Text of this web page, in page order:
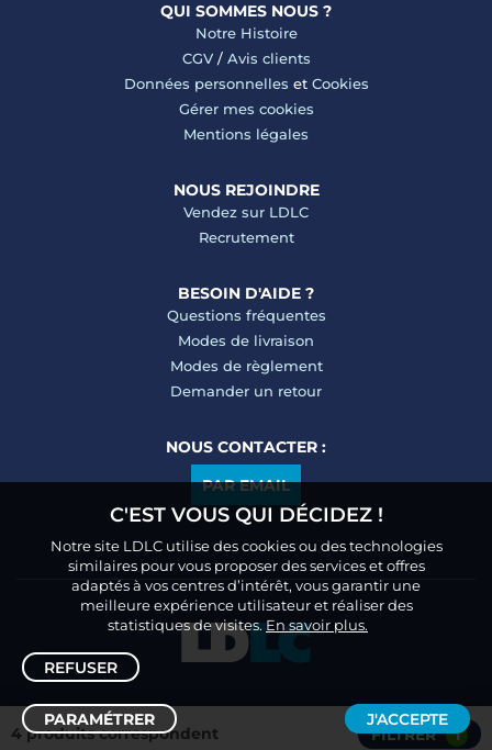
Trier /Filtrer
4 produits correspondent FILTRER 1
QUI SOMMES NOUS ?
Notre Histoire
CGV/ Avis clients
Données personnelles et Cookies
Gérer mes cookies
Mentions légales
NOUS REJOINDRE
Vendez sur LDLC
Recrutement
BESOIN D'AIDE ?
Questions fréquentes
Modes de livraison
Modes de règlement
Demander un retour
NOUS CONTACTER :
PAR EMAIL
C'EST VOUS QUI DÉCIDEZ !
Notre site LDLC utilise des cookies ou des technologies
similaires pour vous proposer des services et offres
adaptés à vos centres d’intérêt, vous garantir une
meilleure expérience utilisateur et réaliser des
statistiques de visites.En savoir plus.
REFUSER
PARAMÉTRER J'ACCEPTE